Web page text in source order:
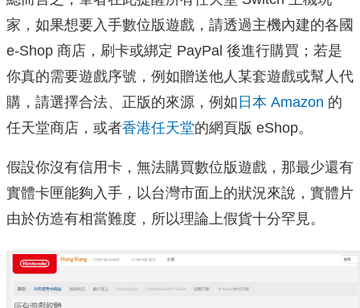
家，如果想要入手數位版遊戲，請透過主機內建的各國
e-Shop 商店，刷卡或綁定 PayPal 後進行購買；若是
你真的需要遊戲序號，例如贈送他人某套遊戲或幫人代
購，請選擇合法、正版的來源，例如 日本 Amazon 的
任天堂商店，或者香港任天堂的網頁版 eShop。
假設你沒有信用卡，無法購買數位版遊戲，那最少還有
實體卡匣能夠入手，以台灣市面上的狀況來說，實體片
由於仿造有相當難度，所以理論上假貨十分罕見。